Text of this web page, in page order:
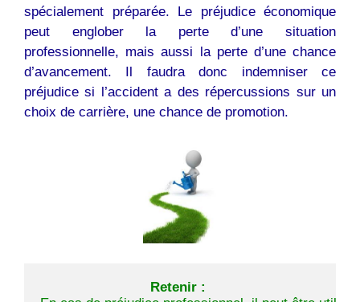
spécialement préparée. Le préjudice économique
peut englober la perte d’une situation
professionnelle, mais aussi la perte d’une chance
d’avancement. Il faudra donc indemniser ce
préjudice si l’accident a des répercussions sur un
choix de carrière, une chance de promotion.
Retenir :